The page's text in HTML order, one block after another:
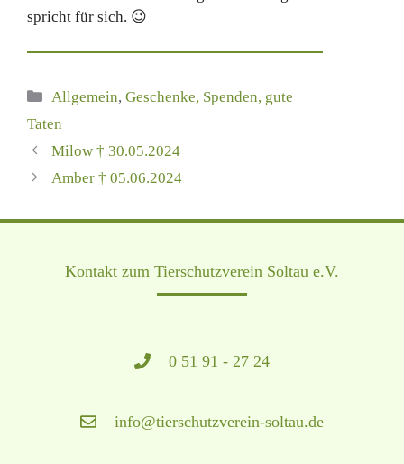
spricht für sich. 😉
Kategorien
Allgemein,Geschenke, Spenden, gute
Taten
Milow † 30.05.2024
Amber † 05.06.2024
Kontakt zum Tierschutzverein Soltau e.V.
0 51 91 - 27 24
info@tierschutzverein‑soltau.de